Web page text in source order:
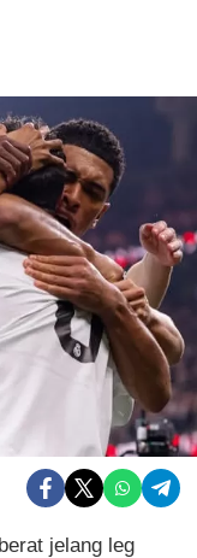
jelang leg